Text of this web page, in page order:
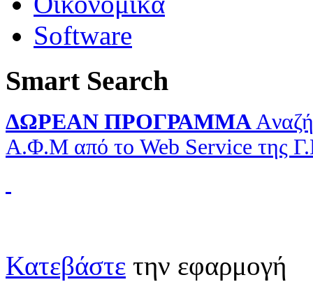
Software
Smart Search
ΔΩΡΕΑΝ ΠΡΟΓΡΑΜΜΑ
Α.Φ.Μ από το Web Service της
Κατεβάστε την εφαρμογή